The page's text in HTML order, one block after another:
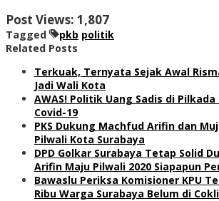
Post Views: 1,807
Tagged pkb politik
Related Posts
Terkuak, Ternyata Sejak Awal
Jadi Wali Kota
AWAS! Politik Uang Sadis di Pilkada
Covid-19
PKS Dukung Machfud Arifin dan
Pilwali Kota Surabaya
DPD Golkar Surabaya Tetap Solid
Arifin Maju Pilwali 2020 Siapapun
Bawaslu Periksa Komisioner KPU
Ribu Warga Surabaya Belum di